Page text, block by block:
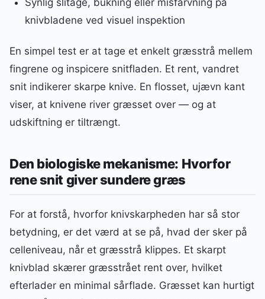
knivbladene ved visuel inspektion
En simpel test er at tage et enkelt græsstrå mellem
fingrene og inspicere snitfladen. Et rent, vandret
snit indikerer skarpe knive. En flosset, ujævn kant
viser, at knivene river græsset over — og at
udskiftning er tiltrængt.
Den biologiske mekanisme: Hvorfor
rene snit giver sundere græs
For at forstå, hvorfor knivskarpheden har så stor
betydning, er det værd at se på, hvad der sker på
celleniveau, når et græsstrå klippes. Et skarpt
knivblad skærer græsstrået rent over, hvilket
efterlader en minimal sårflade. Græsset kan hurtigt